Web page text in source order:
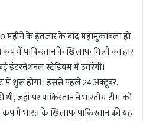
महीने के इंतजार के बाद महामुकाबला हो
कप में पाकिस्तान के खिलाफ मिली का हार
इंटरनेशनल स्टेडियम में उतरेगी।
में शुरू होगा। इससे पहले 24 अक्टूबर,
थी, जहां पर पाकिस्तान ने भारतीय टीम को
कप में भारत के खिलाफ पाकिस्तान की यह